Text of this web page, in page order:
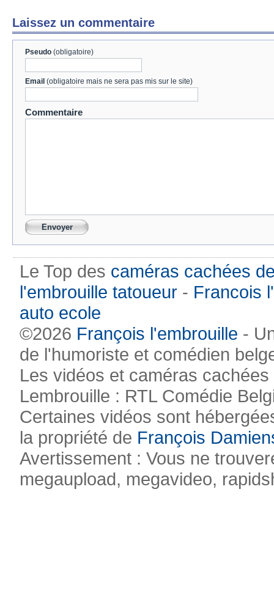
Laissez un commentaire
Pseudo (obligatoire)
Email (obligatoire mais ne sera pas mis sur le site)
Commentaire
Le Top des caméras cachées
l'embrouille tatoueur - Francois
auto ecole
©2026 François l'embrouille -
de l'humoriste et comédien
Les vidéos et caméras
Lembrouille : RTL Comédie
Certaines vidéos sont
la propriété de François
Avertissement : Vous ne
megaupload, megavideo,